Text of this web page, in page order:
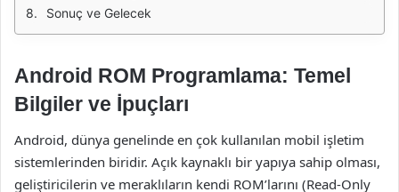
Sonuç ve Gelecek
Android ROM Programlama: Temel
Bilgiler ve İpuçları
Android, dünya genelinde en çok kullanılan mobil işletim
sistemlerinden biridir. Açık kaynaklı bir yapıya sahip olması,
geliştiricilerin ve meraklıların kendi ROM’larını (Read-Only